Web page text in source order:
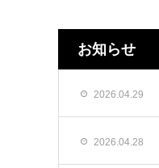
お知らせ
2026.04.29
2026.04.28